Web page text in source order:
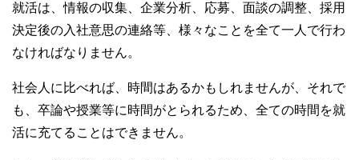
就活は、情報の収集、企業分析、応募、面談の調整、採用
決定後の入社意思の連絡等、様々なことを全て一人で行わ
なければなりません。
社会人に比べれば、時間はあるかもしれませんが、それで
も、卒論や授業等に時間がとられるため、全ての時間を就
活に充てることはできません。